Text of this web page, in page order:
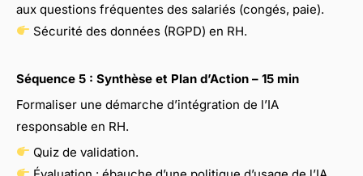
aux questions fréquentes des salariés (congés, paie).
Sécurité des données (RGPD) en RH.
Séquence 5 : Synthèse et Plan d’Action – 15 min
Formaliser une démarche d’intégration de l’IA
responsable en RH.
Quiz de validation.